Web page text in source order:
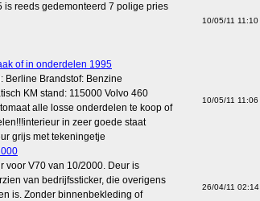
is reeds gedemonteerd 7 polige pries
10/05/11 11:10
of in onderdelen 1995
Berline Brandstof: Benzine
KM stand: 115000 Volvo 460
alle losse onderdelen te koop of
in zeer goede staat
grijs met tekeningetje
10/05/11 11:06
voor V70 van 10/2000. Deur is
van bedrijfssticker, die overigens
is. Zonder binnenbekleding of
26/04/11 02:14